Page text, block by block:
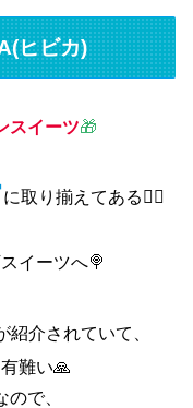
ヒビカ)
スイーツ🎁
に取り揃えてある👆🏻
イーツへ🍭
紹介されていて、
難い🙏
で、